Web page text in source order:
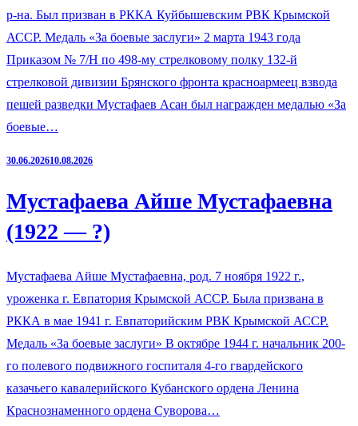
р-на. Был призван в РККА Куйбышевским РВК Крымской
АССР. Медаль «За боевые заслуги» 2 марта 1943 года
Приказом № 7/Н по 498-му стрелковому полку 132-й
стрелковой дивизии Брянского фронта красноармеец взвода
пешей разведки Мустафаев Асан был награжден медалью «За
боевые…
30.06.202610.08.2026
Мустафаева Айше Мустафаевна
(1922 — ?)
Мустафаева Айше Мустафаевна, род. 7 ноября 1922 г.,
уроженка г. Евпатория Крымской АССР. Была призвана в
РККА в мае 1941 г. Евпаторийским РВК Крымской АССР.
Медаль «За боевые заслуги» В октябре 1944 г. начальник 200-
го полевого подвижного госпиталя 4-го гвардейского
казачьего кавалерийского Кубанского ордена Ленина
Краснознаменного ордена Суворова…